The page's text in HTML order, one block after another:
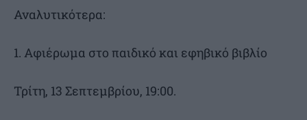
Αναλυτικότερα:
1. Αφιέρωμα στο παιδικό και εφηβικό βιβλίο
Τρίτη, 13 Σεπτεμβρίου, 19:00.